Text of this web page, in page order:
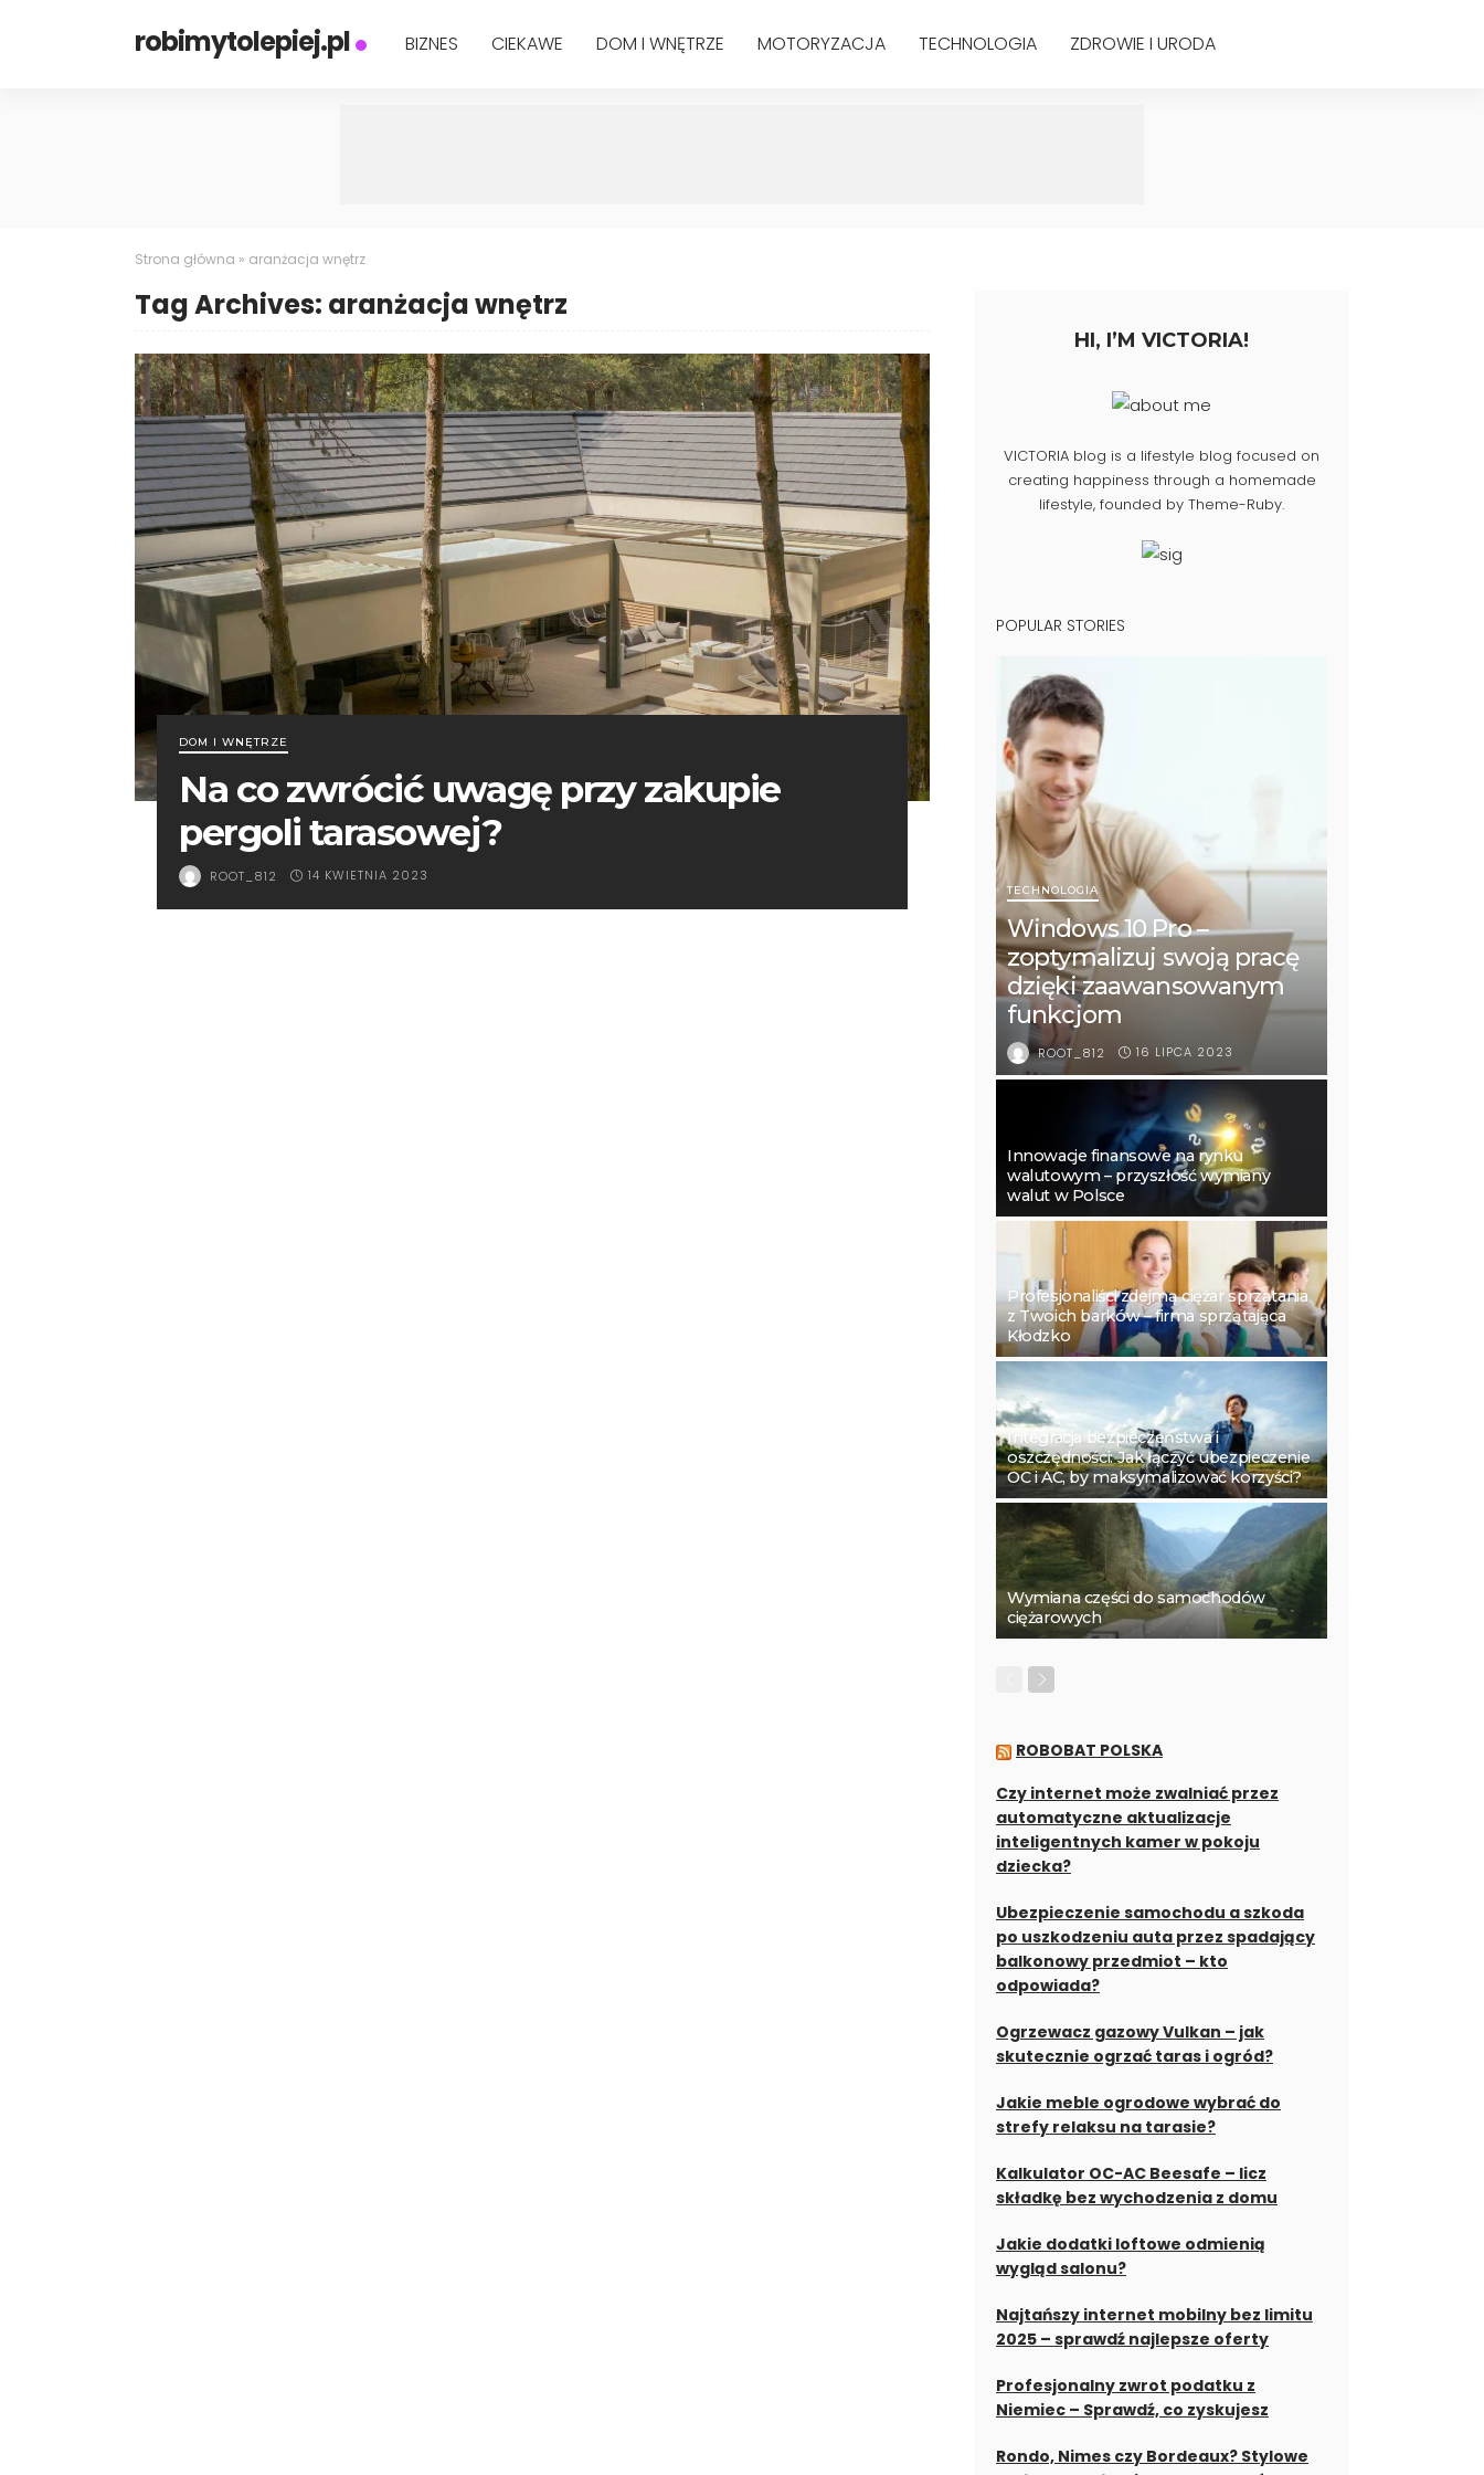
robimytolepiej.pl BIZNES CIEKAWE DOM I WNĘTRZE MOTORYZACJA TECHNOLOGIA ZDROWIE I URODA
Strona główna » aranżacja wnętrz
Tag Archives: aranżacja wnętrz
DOM I WNĘTRZE
Na co zwrócić uwagę przy zakupie
pergoli tarasowej?
ROOT_812 14 KWIETNIA 2023
HI, I’M VICTORIA!
VICTORIA blog is a lifestyle blog focused on
creating happiness through a homemade
lifestyle, founded by Theme-Ruby.
POPULAR STORIES
TECHNOLOGIA
Windows 10 Pro –
zoptymalizuj swoją pracę
dzięki zaawansowanym
funkcjom
ROOT_812 16 LIPCA 2023
Innowacje finansowe na rynku
walutowym – przyszłość wymiany
walut w Polsce
Profesjonaliści zdejmą ciężar sprzątania
z Twoich barków – firma sprzątająca
Kłodzko
Integracja bezpieczeństwa i
oszczędności: Jak łączyć ubezpieczenie
OC i AC, by maksymalizować korzyści?
Wymiana części do samochodów
ciężarowych
ROBOBAT POLSKA
Czy internet może zwalniać przez
automatyczne aktualizacje
inteligentnych kamer w pokoju
dziecka?
Ubezpieczenie samochodu a szkoda
po uszkodzeniu auta przez spadający
balkonowy przedmiot – kto
odpowiada?
Ogrzewacz gazowy Vulkan – jak
skutecznie ogrzać taras i ogród?
Jakie meble ogrodowe wybrać do
strefy relaksu na tarasie?
Kalkulator OC-AC Beesafe – licz
składkę bez wychodzenia z domu
Jakie dodatki loftowe odmienią
wygląd salonu?
Najtańszy internet mobilny bez limitu
2025 – sprawdź najlepsze oferty
Profesjonalny zwrot podatku z
Niemiec – Sprawdź, co zyskujesz
Rondo, Nimes czy Bordeaux? Stylowe